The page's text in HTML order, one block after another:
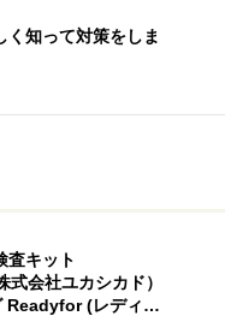
知って対策をしま
査キット
式会社ユカシカド）
Readyfor (レディ…